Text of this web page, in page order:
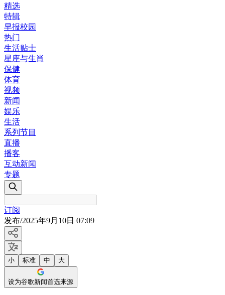
精选
特辑
早报校园
热门
生活贴士
星座与生肖
保健
体育
视频
新闻
娱乐
生活
系列节目
直播
播客
互动新闻
专题
订阅
发布/2025年9月10日 07:09
小 标准 中 大
设为谷歌新闻首选来源